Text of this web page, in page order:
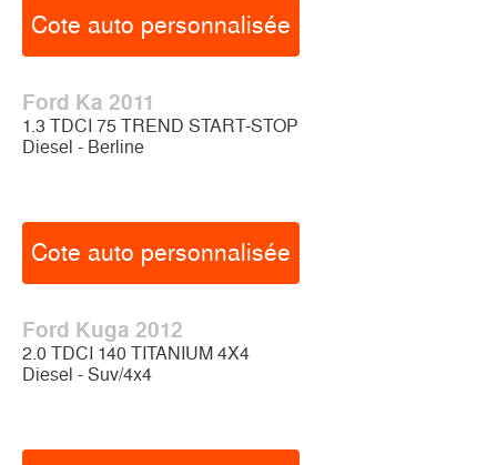
Cote auto personnalisée
Ford Ka 2011
1.3 TDCI 75 TREND START-STOP
Diesel - Berline
Cote auto personnalisée
Ford Kuga 2012
2.0 TDCI 140 TITANIUM 4X4
Diesel - Suv/4x4